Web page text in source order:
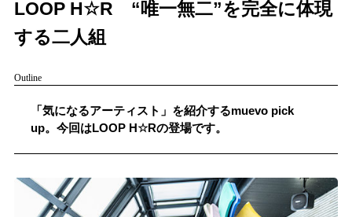
人気ワード
#男性SSW #ポップス #女性SSW
#ヒップホップ #男性シンガーグループ #R&B/ソウル
MENU
記事一覧
会社概要
お問い合わせ
LOOP H☆R “唯一無二”を完全に体現
する二人組
Outline
「気になるアーティスト」を紹介するmuevo pick
up。今回はLOOP H☆Rの登場です。